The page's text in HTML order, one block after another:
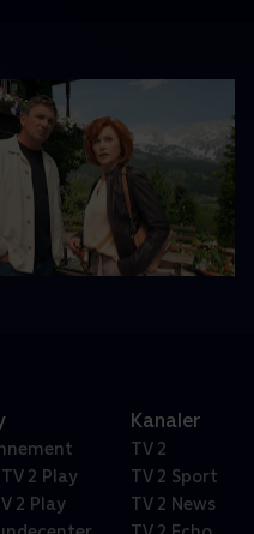
2 Play
2 Play
Kanaler
TV 2
TV 2 Sport
TV 2 News